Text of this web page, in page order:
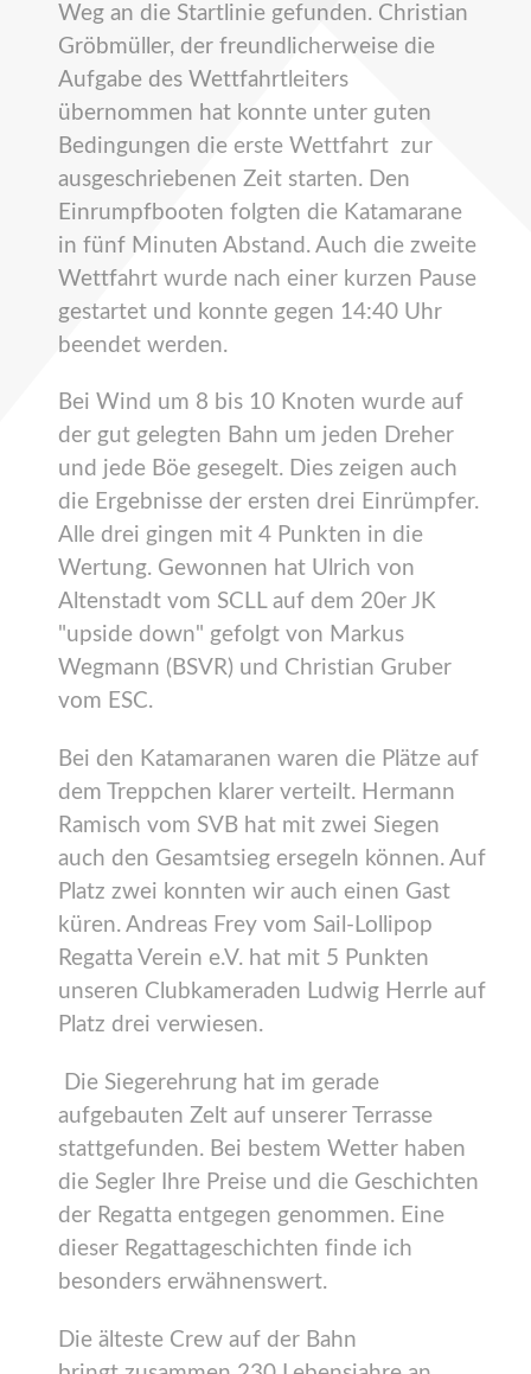
Weg an die Startlinie gefunden. Christian
Gröbmüller, der freundlicherweise die
Aufgabe des Wettfahrtleiters
übernommen hat konnte unter guten
Bedingungen die erste Wettfahrt zur
ausgeschriebenen Zeit starten. Den
Einrumpfbooten folgten die Katamarane
in fünf Minuten Abstand. Auch die zweite
Wettfahrt wurde nach einer kurzen Pause
gestartet und konnte gegen 14:40 Uhr
beendet werden.
Bei Wind um 8 bis 10 Knoten wurde auf
der gut gelegten Bahn um jeden Dreher
und jede Böe gesegelt. Dies zeigen auch
die Ergebnisse der ersten drei Einrümpfer.
Alle drei gingen mit 4 Punkten in die
Wertung. Gewonnen hat Ulrich von
Altenstadt vom SCLL auf dem 20er JK
"upside down" gefolgt von Markus
Wegmann (BSVR) und Christian Gruber
vom ESC.
Bei den Katamaranen waren die Plätze auf
dem Treppchen klarer verteilt. Hermann
Ramisch vom SVB hat mit zwei Siegen
auch den Gesamtsieg ersegeln können. Auf
Platz zwei konnten wir auch einen Gast
küren. Andreas Frey vom Sail-Lollipop
Regatta Verein e.V. hat mit 5 Punkten
unseren Clubkameraden Ludwig Herrle auf
Platz drei verwiesen.
Die Siegerehrung hat im gerade
aufgebauten Zelt auf unserer Terrasse
stattgefunden. Bei bestem Wetter haben
die Segler Ihre Preise und die Geschichten
der Regatta entgegen genommen. Eine
dieser Regattageschichten finde ich
besonders erwähnenswert.
Die älteste Crew auf der Bahn